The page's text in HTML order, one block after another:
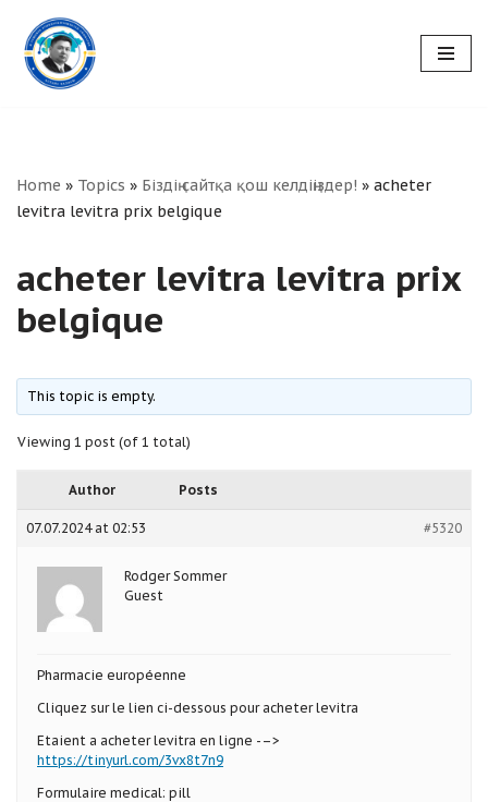
Skip
to
Home » Topics » Біздің сайтқа қош келдіңіздер! » acheter
levitra levitra prix belgique
acheter levitra levitra prix
belgique
This topic is empty.
Viewing 1 post (of 1 total)
Author Posts
07.07.2024 at 02:53 #5320
Rodger Sommer
Guest
Pharmacie européenne
Cliquez sur le lien ci-dessous pour acheter levitra
Etaient a acheter levitra en ligne -–>
https://tinyurl.com/3vx8t7n9
Formulaire medical: pill